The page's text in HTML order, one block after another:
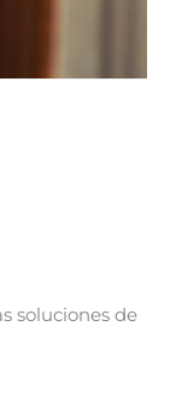
soluciones de